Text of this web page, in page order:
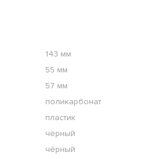
143 мм
55 мм
57 мм
поликарбонат
пластик
чёрный
чёрный